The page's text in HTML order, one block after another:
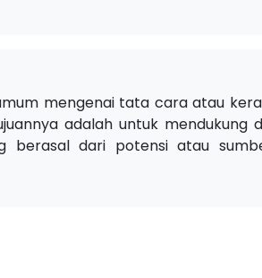
mengenai tata cara atau
adalah untuk mendukung
berasal dari potensi atau